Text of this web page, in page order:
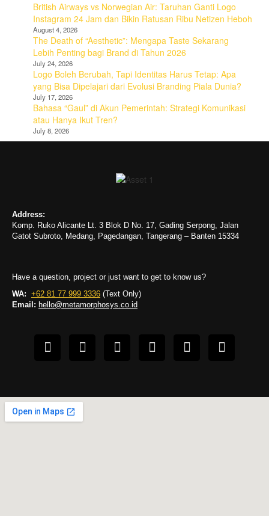
British Airways vs Norwegian Air: Taruhan Ganti Logo
Instagram 24 Jam dan Bikin Ratusan Ribu Netizen Heboh
August 4, 2026
The Death of “Aesthetic”: Mengapa Taste Sekarang
Lebih Penting bagi Brand di Tahun 2026
July 24, 2026
Logo Boleh Berubah, Tapi Identitas Harus Tetap: Apa
yang Bisa Dipelajari dari Evolusi Branding Piala Dunia?
July 17, 2026
Bahasa “Gaul” di Akun Pemerintah: Strategi Komunikasi
atau Hanya Ikut Tren?
July 8, 2026
Address:
Komp. Ruko Alicante Lt. 3 Blok D No. 17, Gading Serpong, Jalan
Gatot Subroto, Medang, Pagedangan, Tangerang – Banten 15334
Have a question, project or just want to get to know us?
WA: +62 81 77 999 3336 (Text Only)
Email: hello@metamorphosys.co.id